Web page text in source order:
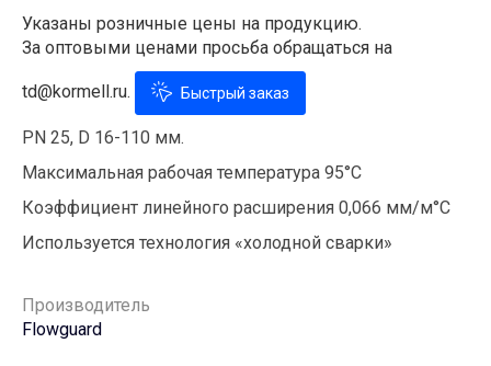
Указаны розничные цены на продукцию.
За оптовыми ценами просьба обращаться на
td@kormell.ru. Быстрый заказ
PN 25, D 16-110 мм.
Максимальная рабочая температура 95°С
Коэффициент линейного расширения 0,066 мм/м°С
Используется технология «холодной сварки»
Производитель
Flowguard